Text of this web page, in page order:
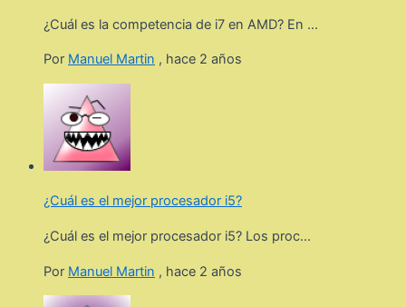
¿Cuál es la competencia de i7 en AMD? En ...
Por Manuel Martin , hace 2 años
¿Cuál es el mejor procesador i5?
¿Cuál es el mejor procesador i5? Los proc...
Por Manuel Martin , hace 2 años